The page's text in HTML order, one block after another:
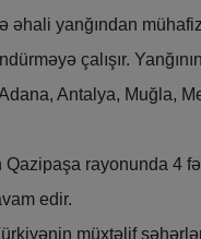
əhali yanğından
çalışır.
Antalya, Muğla,
Qazipaşa rayonunda 4
edir.
müxtəlif